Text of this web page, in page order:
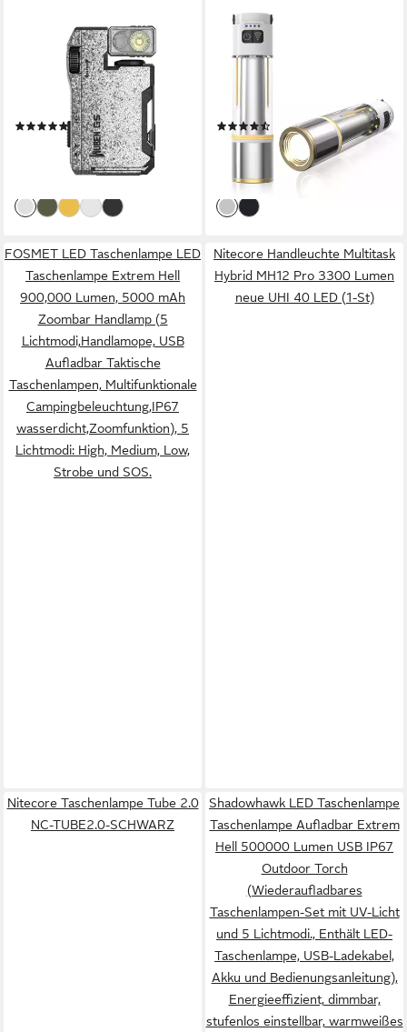
LED Taschenlampe WUBEN
G5 LED-Taschenlampe, 400
Lumen, RGB, aufladbar,
wasserdicht
(5)
UVP34,99 €
QUNTIS
LED Taschenlampe mit
taschenlampe mit akku,
Camping Licht (1-St),
Handlampe mit 5 Lichtmodi,
2400mAh Akku, kompakt &
(28)
ab 12,99 € UVP39,99 €
lieferbar - in 3-4 Werktagen bei dir
FOSMET LED Taschenlampe LED
Taschenlampe Extrem Hell
900,000 Lumen, 5000 mAh
Zoombar Handlamp (5
Lichtmodi,Handlamope, USB
Aufladbar Taktische
Taschenlampen, Multifunktionale
Campingbeleuchtung,IP67
wasserdicht,Zoomfunktion), 5
Lichtmodi: High, Medium, Low,
Strobe und SOS.
Nitecore Handleuchte Multitask
Hybrid MH12 Pro 3300 Lumen
neue UHI 40 LED (1-St)
Nitecore Taschenlampe Tube 2.0
NC-TUBE2.0-SCHWARZ
Shadowhawk LED Taschenlampe
Taschenlampe Aufladbar Extrem
Hell 500000 Lumen USB IP67
Outdoor Torch
(Wiederaufladbares
Taschenlampen-Set mit UV-Licht
und 5 Lichtmodi., Enthält LED-
Taschenlampe, USB-Ladekabel,
Akku und Bedienungsanleitung),
Energieeffizient, dimmbar,
stufenlos einstellbar, warmweißes